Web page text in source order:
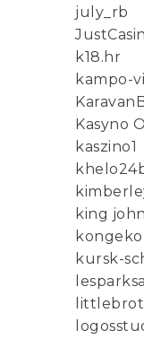
july_rb
k18.hr
kampo-
Kasyno
kaszino1
king
kursk-